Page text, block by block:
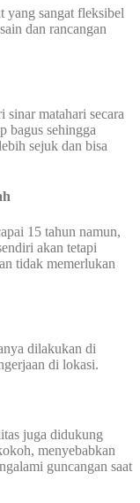
yang sangat fleksibel
dan rancangan
sinar matahari secara
bagus sehingga
sejuk dan bisa
15 tahun namun,
akan tetapi
tidak memerlukan
dilakukan di
di lokasi.
juga didukung
menyebabkan
guncangan saat